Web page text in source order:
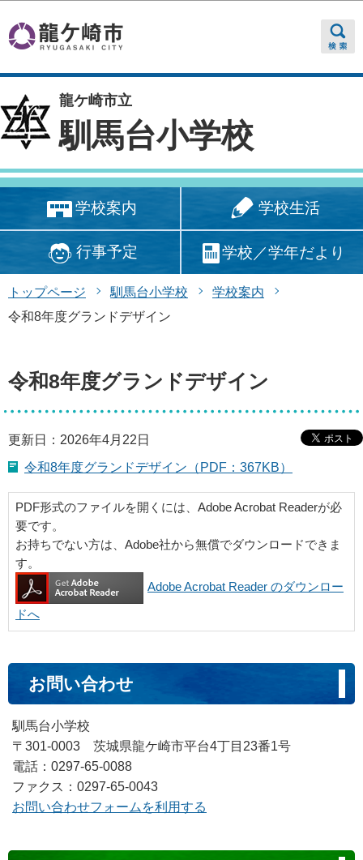
龍ケ崎市立
馴馬台小学校
学校案内 学校生活
行事予定 学校／学年だより
トップページ 馴馬台小学校
学校案内
令和8年度グランドデザイン
令和8年度グランドデザイン
更新日：2026年4月22日
令和8年度グランドデザイン（PDF：367KB）
PDF形式のファイルを開くには、Adobe Acrobat Readerが必
要です。
お持ちでない方は、Adobe社から無償でダウンロードできま
す。
Adobe Acrobat Reader のダウンロー
ドへ
お問い合わせ
馴馬台小学校
〒301-0003 茨城県龍ケ崎市平台4丁目23番1号
電話：0297-65-0088
ファクス：0297-65-0043
お問い合わせフォームを利用する